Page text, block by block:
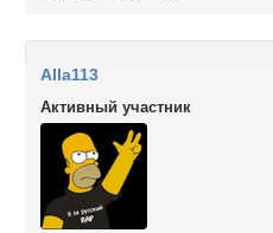
Alla113
Активный участник